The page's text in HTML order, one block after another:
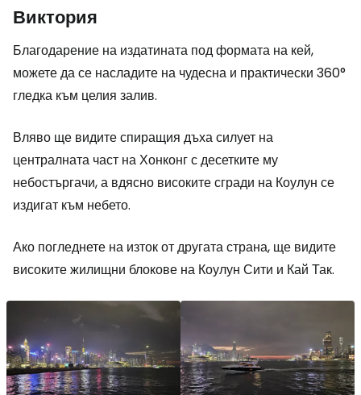
Виктория
Благодарение на издатината под формата на кей,
можете да се насладите на чудесна и практически 360°
гледка към целия залив.
Вляво ще видите спиращия дъха силует на
централната част на Хонконг с десетките му
небостъргачи, а вдясно високите сгради на Коулун се
издигат към небето.
Ако погледнете на изток от другата страна, ще видите
високите жилищни блокове на Коулун Сити и Кай Так.